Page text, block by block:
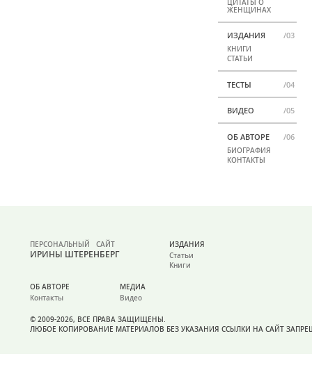
ЦИТАТЫ О
ЖЕНЩИНАХ
/03
ИЗДАНИЯ
КНИГИ
СТАТЬИ
/04
ТЕСТЫ
/05
ВИДЕО
/06
ОБ АВТОРЕ
БИОГРАФИЯ
КОНТАКТЫ
ПЕРСОНАЛЬНЫЙ САЙТ
ИРИНЫ ШТЕРЕНБЕРГ
ИЗДАНИЯ
Статьи
Книги
ОБ АВТОРЕ
Контакты
МЕДИА
Видео
© 2009-2026, ВСЕ ПРАВА ЗАЩИЩЕНЫ.
ЛЮБОЕ КОПИРОВАНИЕ МАТЕРИАЛОВ БЕЗ УКАЗАНИЯ ССЫЛКИ НА САЙТ